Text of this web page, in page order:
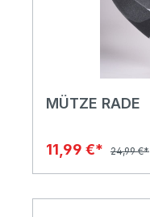
MÜTZE RADE
11,99 €* 24,99 €*